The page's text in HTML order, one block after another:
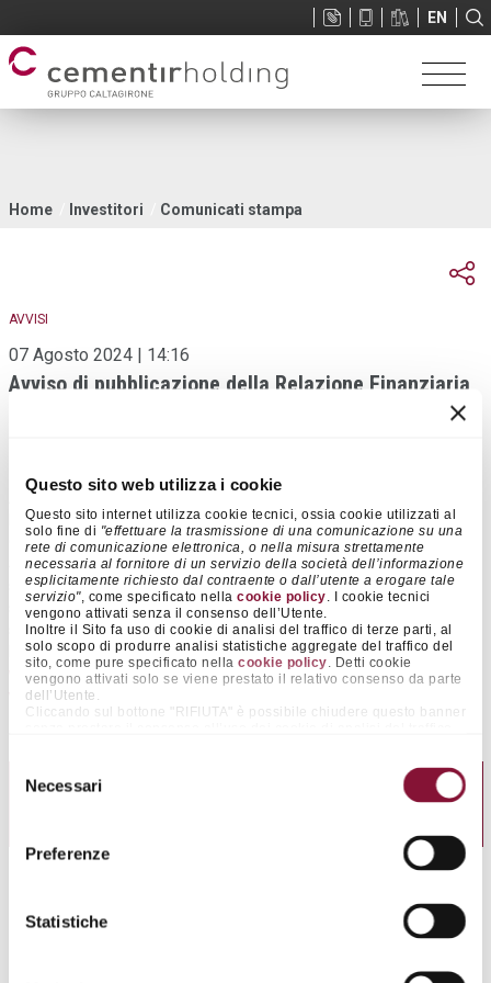
Questo sito web utilizza i cookie
Questo sito internet utilizza cookie tecnici, ossia cookie utilizzati al
solo fine di "effettuare la trasmissione di una comunicazione su una
rete di comunicazione elettronica, o nella misura strettamente
necessaria al fornitore di un servizio della società dell’informazione
esplicitamente richiesto dal contraente o dall’utente a erogare tale
servizio", come specificato nella cookie policy . I cookie tecnici
vengono attivati senza il consenso dell’Utente.
Inoltre il Sito fa uso di cookie di analisi del traffico di terze parti, al
solo scopo di produrre analisi statistiche aggregate del traffico del
sito, come pure specificato nella cookie policy . Detti cookie
vengono attivati solo se viene prestato il relativo consenso da parte
dell’Utente.
Cliccando sul bottone "RIFIUTA" è possibile chiudere questo banner
possibile accettare il posizionamento di tutti tali cookie.
Cliccando su "ACCETTA SELEZIONATI" è possibile prestare il
“Preferenze” e “Statistiche”. La medesima funzionalità è resa
disponibile con maggior dettaglio informativo anche cliccando sulla
voce "MOSTRA DETTAGLI", in calce al presente banner. Così
dei medesimi cookie, anche in modo granulare, ricevendo altresì
informazioni dettagliate sui singoli cookie (nome, fornitore,
cookie
delNecessari
Preferenze
Statistiche
Tu
Home Investitori Comunicati stampa
AVVISI
07 Agosto 2024 | 14:16
Avviso di pubblicazione della Relazione Finanziaria
Amsterdam, 7 agosto 2024
la Relazione Finanziaria Semestrale al 30 giugno 2024 del Gruppo
Cementir Holding, approvata dal Consiglio di Amministrazione della
Società in data 29 luglio 2024, è stata resa disponibile in data odierna
sul sito internet della societàwww.cementirholding.comnella
sezione “Investitori/Bilanci e Relazioni” nonché sul meccanismo di
stoccaggio presso l’Autorità olandese per i Mercati Finanziari (AFM -
De Autoriteit Financiële Markten) all’indirizzo
www.afm.nl/en/sector/registers/meldingenregisters/financiele-
verslaggeving.&nbsp
Contatti
Sup
EN